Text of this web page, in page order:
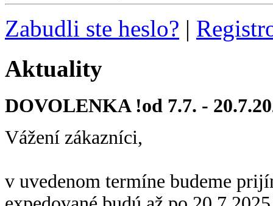
Zabudli ste heslo? |
Aktuality
DOVOLENKA !od 7.7. -
Vážení zákazníci,
v uvedenom termíne budeme